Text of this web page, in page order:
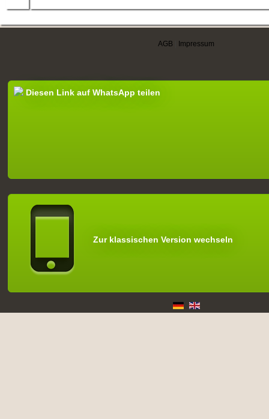
AGB Impressum
Diesen Link auf WhatsApp teilen
Zur klassischen Version wechseln